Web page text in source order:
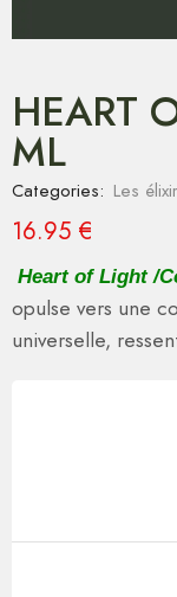
HEART
ML
Categories: Les
16.95 €
Heart of Light /
opulse vers une
universelle,